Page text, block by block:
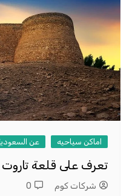
اماكن سياحيه عن
تعرف على قلعة تاروت
شركات كوم 0